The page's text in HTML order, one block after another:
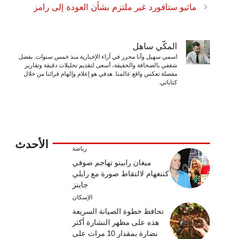
ماثيو ستافورد غير ملتزم بشأن العودة إلى رامز
المكّي ساهل
اسمي سهيل وأنا محرر في آراء الإخبارية منذ خمس سنوات. بفضل
شغفي بالصحافة والحقيقة، أسعى لتقديم تحليلات دقيقة وتقارير
مفصلة تعكس واقع عالمنا. هدفي هو إعلام وإلهام قرائنا من خلال
كتاباتي.
الأحدث رياضة
ميغان رابينو تهاجم صوفي
كننغهام لالتقاط صورة مع رايلي
جاينز
الإسكان
تحافظ خطوة الصيانة السريعة
هذه على مظهر النشارة أكثر
نضارة بمقدار 10 مرات على